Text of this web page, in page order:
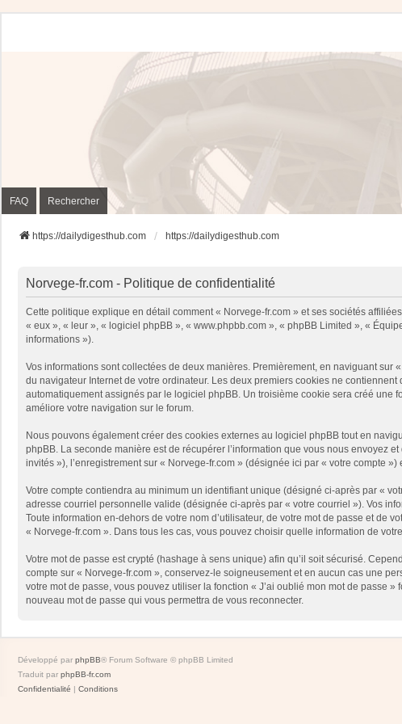
FAQ Rechercher
https://dailydigesthub.com https://dailydigesthub.com
Norvege-fr.com - Politique de confidentialité
Cette politique explique en détail comment « Norvege-fr.com » et ses sociétés
« eux », « leur », « logiciel phpBB », « www.phpbb.com », « phpBB Limited », «
informations »).
Vos informations sont collectées de deux manières. Premièrement, en naviguant
du navigateur Internet de votre ordinateur. Les deux premiers cookies ne
automatiquement assignés par le logiciel phpBB. Un troisième cookie sera créé une
améliore votre navigation sur le forum.
Nous pouvons également créer des cookies externes au logiciel phpBB tout en
phpBB. La seconde manière est de récupérer l’information que vous nous envoyez
invités »), l’enregistrement sur « Norvege-fr.com » (désignée ici par « votre compte
Votre compte contiendra au minimum un identifiant unique (désigné ci-après par «
adresse courriel personnelle valide (désignée ci-après par « votre courriel »). Vos
Toute information en-dehors de votre nom d’utilisateur, de votre mot de passe et de
« Norvege-fr.com ». Dans tous les cas, vous pouvez choisir quelle information de
Votre mot de passe est crypté (hashage à sens unique) afin qu’il soit sécurisé.
compte sur « Norvege-fr.com », conservez-le soigneusement et en aucun cas une
votre mot de passe, vous pouvez utiliser la fonction « J’ai oublié mon mot de passe
nouveau mot de passe qui vous permettra de vous reconnecter.
Développé par phpBB® Forum Software © phpBB Limited
Traduit par phpBB-fr.com
Confidentialité | Conditions